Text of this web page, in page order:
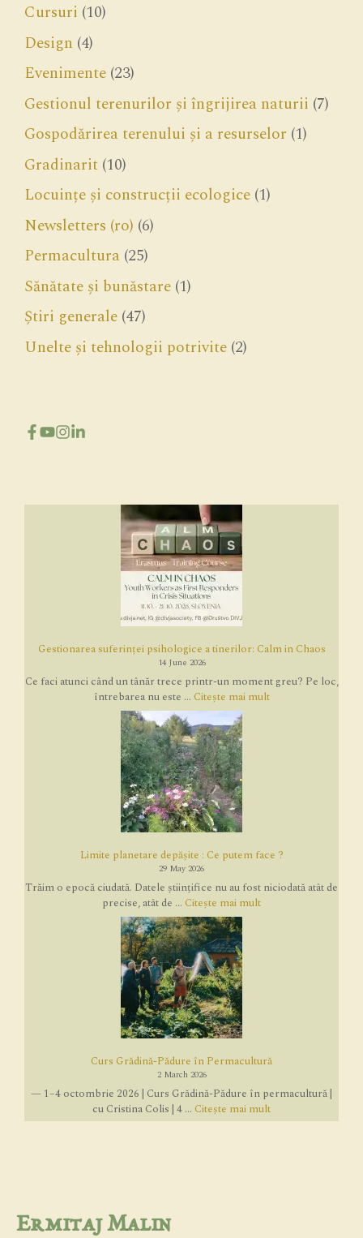
Cursuri (10)
Design (4)
Evenimente (23)
Gestionul terenurilor și îngrijirea naturii (7)
Gospodărirea terenului și a resurselor (1)
Gradinarit (10)
Locuințe și construcții ecologice (1)
Newsletters (ro) (6)
Permacultura (25)
Sănătate și bunăstare (1)
Știri generale (47)
Unelte și tehnologii potrivite (2)
Gestionarea suferinței psihologice a tinerilor: Calm in Chaos
14 June 2026
Ce faci atunci când un tânăr trece printr-un moment greu? Pe loc,
întrebarea nu este ... Citește mai mult
Limite planetare depășite : Ce putem face ?
29 May 2026
Trăim o epocă ciudată. Datele științifice nu au fost niciodată atât de
precise, atât de ... Citește mai mult
Curs Grădină-Pădure în Permacultură
2 March 2026
— 1–4 octombrie 2026 | Curs Grădină-Pădure în permacultură |
cu Cristina Colis | 4 ... Citește mai mult
Ermitaj Malin